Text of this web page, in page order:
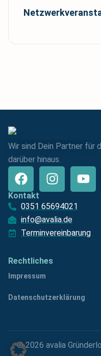
Wir sind Dein Partner für
darüber hinaus.
Kontakt
0351 65694021
info@avalia.de
Terminvereinbarung
Rechtliches
Impressum
Datenschutzerklärung
© 2026 avalia